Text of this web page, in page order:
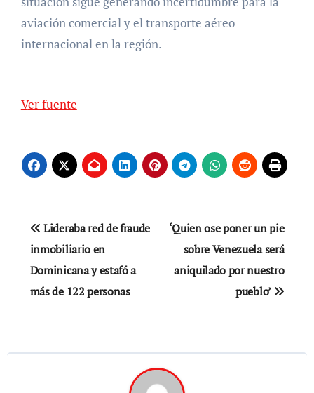
aviación comercial y el transporte aéreo
internacional en la región.
Ver fuente
Navegación
de
entradas
Lideraba red de fraude
inmobiliario en
Dominicana y estafó a
más de 122 personas
‘Quien ose poner un pie
sobre Venezuela será
aniquilado por nuestro
pueblo’